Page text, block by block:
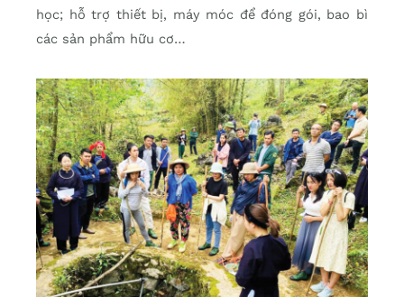
học; hỗ trợ thiết bị, máy móc để đóng gói, bao bì
các sản phẩm hữu cơ…